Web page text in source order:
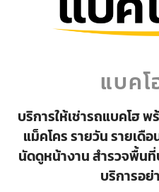
แบคโ
บริการให้เช่ารถแบคโฮ
แม็คโคร รายวัน รายเดื
นัดดูหน้างาน สำรวจพื้นที่
บริการอ